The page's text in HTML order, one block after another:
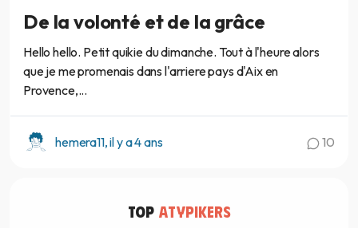
De la volonté et de la grâce
Hello hello. Petit quikie du dimanche. Tout à l'heure alors
que je me promenais dans l'arriere pays d'Aix en
Provence,...
hemera11, il y a 4 ans 10
TOP ATYPIKERS